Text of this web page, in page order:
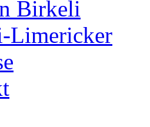
Birkeli
Limericker